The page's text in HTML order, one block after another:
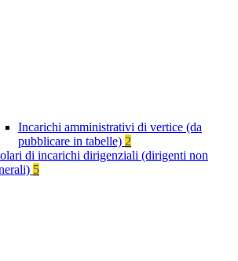
Incarichi amministrativi di vertice (da
pubblicare in tabelle) 2
di incarichi dirigenziali (dirigenti non
5